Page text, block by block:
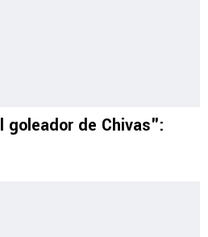
goleador de Chivas":